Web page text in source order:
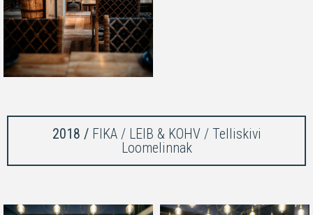
2018 /FIKA / LEIB & KOHV / Telliskivi
Loomelinnak